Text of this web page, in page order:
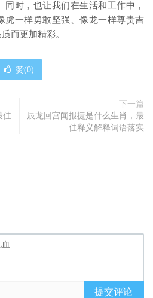
时，也让我们在生活和工作中，
虎一样勇敢坚强、像龙一样尊贵吉
而更加精彩。
赞(0)
佳
下一篇
辰龙回宫闻报捷是什么生肖，最
佳释义解释词语落实
提交评论